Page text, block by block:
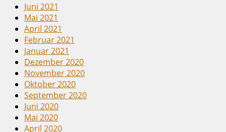
Juni 2021
Mai 2021
April 2021
Februar 2021
Januar 2021
Dezember 2020
November 2020
Oktober 2020
September 2020
Juni 2020
Mai 2020
April 2020